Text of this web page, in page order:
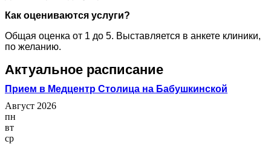
Как оцениваются услуги?
Общая оценка от 1 до 5. Выставляется в анкете клиники,
по желанию.
Актуальное расписание
Прием в Медцентр Столица на Бабушкинской
Август 2026
пн
вт
ср